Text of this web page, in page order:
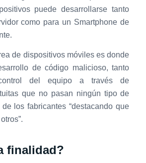
puede desarrollarse tanto
como para un Smartphone de
de dispositivos móviles es donde
de código malicioso, tanto
del equipo a través de
que no pasan ningún tipo de
los fabricantes “destacando que
finalidad?